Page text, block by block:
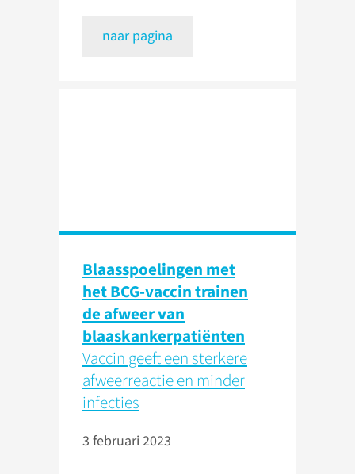
naar pagina
Blaasspoelingen met
het BCG-vaccin trainen
de afweer van
blaaskankerpatiënten
Vaccin geeft een sterkere
afweerreactie en minder
infecties
3 februari 2023